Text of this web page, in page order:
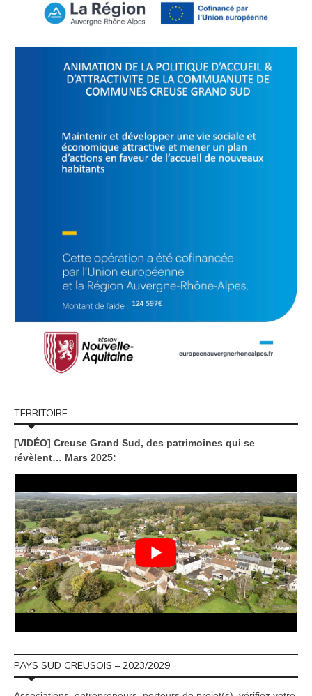
TERRITOIRE
[VIDÉO] Creuse Grand Sud, des patrimoines qui se
révèlent… Mars 2025:
PAYS SUD CREUSOIS – 2023/2029